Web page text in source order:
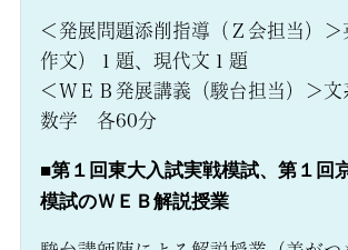
＜発展問題添削指導（Ｚ会担当）
作文）１題、現代文１題
＜ＷＥＢ発展講義（駿台担当）＞文
数学 各60分
■第１回東大入試実戦模試、第１回
模試のＷＥＢ解説授業